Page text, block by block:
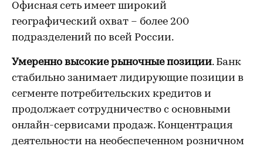
Офисная сеть имеет широкий
географический охват – более 200
подразделений по всей России.
Умеренно высокие рыночные позиции. Банк
стабильно занимает лидирующие позиции в
сегменте потребительских кредитов и
продолжает сотрудничество с основными
онлайн-сервисами продаж. Концентрация
деятельности на необеспеченном розничном